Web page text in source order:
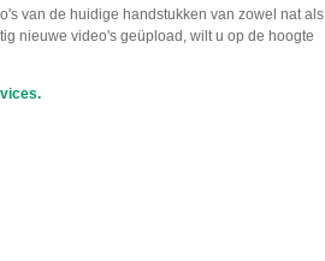
van de huidige handstukken van zowel nat als
nieuwe video's geüpload, wilt u op de hoogte